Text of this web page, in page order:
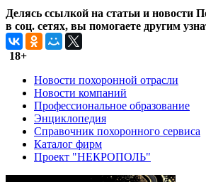
Делясь ссылкой на статьи и новости
в соц. сетях, вы помогаете другим
18+
Новости похоронной отрасли
Новости компаний
Профессиональное образование
Энциклопедия
Справочник похоронного сервиса
Каталог фирм
Проект "НЕКРОПОЛЬ"